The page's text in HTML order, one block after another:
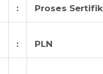
: Proses
: PLN